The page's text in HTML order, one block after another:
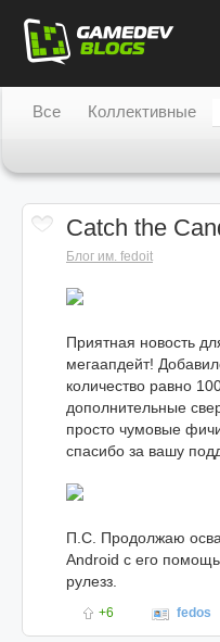
Все Коллективные
Catch the
Блог им. fedoit
Приятная новость
мегаапдейт!
количество равно
дополнительные
просто чумовые
спасибо за вашу
П.С. Продолжаю
Android с его
рулезз.
+6 fedos